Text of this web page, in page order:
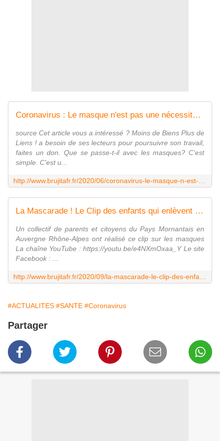
Coronavirus : Le masque n'est pas une nécessité politique, c'est un test de QI ! - MOINS de BIENS PLUS de LIENS
source Cet article vous a intéressé ? Moins de Biens Plus de
Liens ! a besoin de ses lecteurs pour poursuivre son travail,
faites un don. Que se passe-t-il avec les masques? C'est
simple. C'est u...
La Mascarade ! Le Clip des enfants qui enlèvent le masque - MOINS de BIENS PLUS de LIENS
Un collectif de parents et citoyens du Pays Mornantais en
Auvergne Rhône-Alpes ont réalisé ce clip sur les masques
La chaîne YouTube : https://youtu.be/e4NXmOxaa_Y Le site
Facebook : ...
#ACTUALITES #SANTE #Coronavirus
Partager